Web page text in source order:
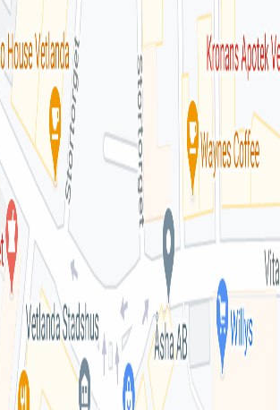
Bli den första att berätta om din
Se fler omdömen
att få vägbeskrivning.
katalogen Stämmer inte informationen?
för legitimerad vård och
Chatt ny!Integritetspolicy Allmänna villkor